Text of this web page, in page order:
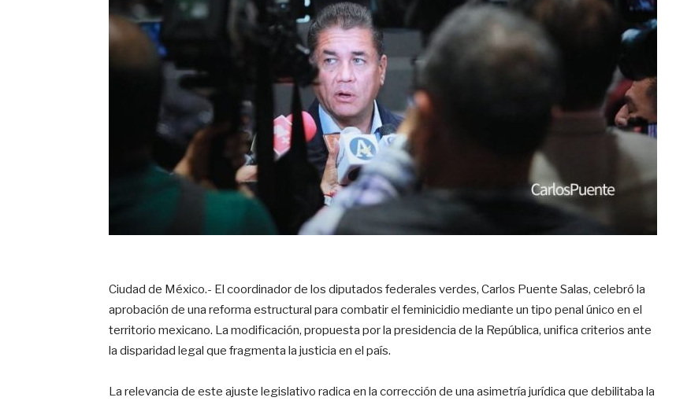
Ciudad de México.- El coordinador de los diputados federales verdes, Carlos Puente Salas, celebró la
aprobación de una reforma estructural para combatir el feminicidio mediante un tipo penal único en el
territorio mexicano. La modificación, propuesta por la presidencia de la República, unifica criterios ante
la disparidad legal que fragmenta la justicia en el país.
La relevancia de este ajuste legislativo radica en la corrección de una asimetría jurídica que debilitaba la